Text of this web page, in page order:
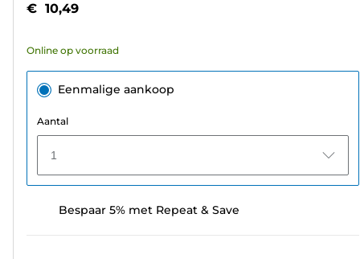
sterren.
beoordelingen
€ 10,49
Online op voorraad
Eenmalige aankoop
Aantal
1
Bespaar 5% met Repeat & Save